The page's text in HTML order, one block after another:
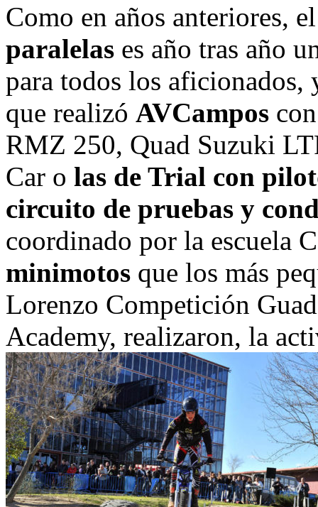
Como en años anteriores,
paralelas es año tras año
para todos los aficionados,
que realizó AVCampos
RMZ 250, Quad Suzuki
Car o las de Trial con
circuito de pruebas y
coordinado por la escuela
minimotos que los más
Lorenzo Competición
Academy, realizaron, la